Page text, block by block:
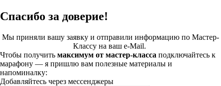
Спасибо за доверие!
Мы приняли вашу заявку и отправили информацию по Мастер-
Классу на ваш e-Mail.
Чтобы получить максимум от мастер-класса подключайтесь к
марафону — я пришлю вам полезные материалы и
напоминалку:
Добавляйтесь через мессенджеры